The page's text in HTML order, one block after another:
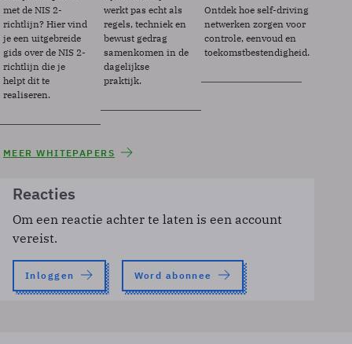
met de NIS 2-
richtlijn? Hier vind
je een uitgebreide
gids over de NIS 2-
richtlijn die je
helpt dit te
realiseren.
werkt pas echt als
regels, techniek en
bewust gedrag
samenkomen in de
dagelijkse
praktijk.
Ontdek hoe self-driving
netwerken zorgen voor
controle, eenvoud en
toekomstbestendigheid.
MEER WHITEPAPERS
Reacties
Om een reactie achter te laten is een account
vereist.
Inloggen Word abonnee